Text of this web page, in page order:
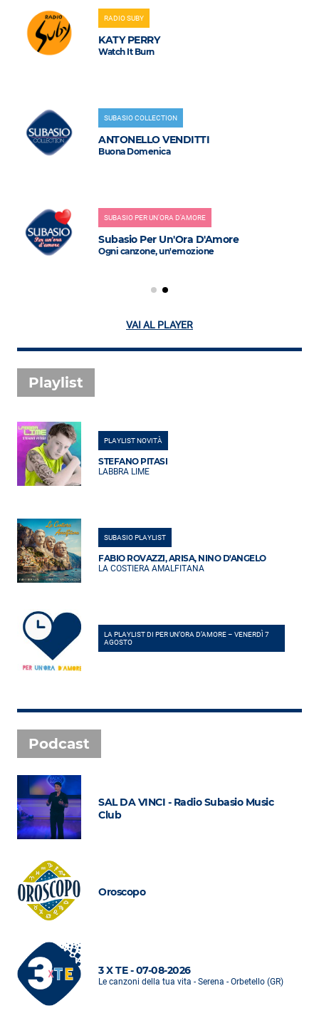
RADIO SUBY
KATY PERRY
Watch It Burn
SUBASIO COLLECTION
ANTONELLO VENDITTI
Buona Domenica
SUBASIO PER UN'ORA D'AMORE
Subasio Per Un'Ora D'Amore
Ogni canzone, un'emozione
VAI AL PLAYER
Playlist
PLAYLIST NOVITÀ
STEFANO PITASI
LABBRA LIME
SUBASIO PLAYLIST
FABIO ROVAZZI, ARISA, NINO D'ANGELO
LA COSTIERA AMALFITANA
LA PLAYLIST DI PER UN’ORA D’AMORE – VENERDÌ 7
AGOSTO
Podcast
SAL DA VINCI - Radio Subasio Music
Club
Oroscopo
3 X TE - 07-08-2026
Le canzoni della tua vita - Serena - Orbetello (GR)